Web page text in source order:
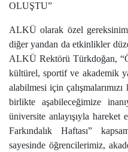
OLUŞTU”
ALKÜ olarak özel
diğer yandan da etkinlikler
ALKÜ Rektörü Türkdoğan,
kültürel, sportif ve akademik
alabilmesi için
birlikte aşabileceğimize
üniversite anlayışıyla
Farkındalık Haftası”
sayesinde öğrencilerimiz,